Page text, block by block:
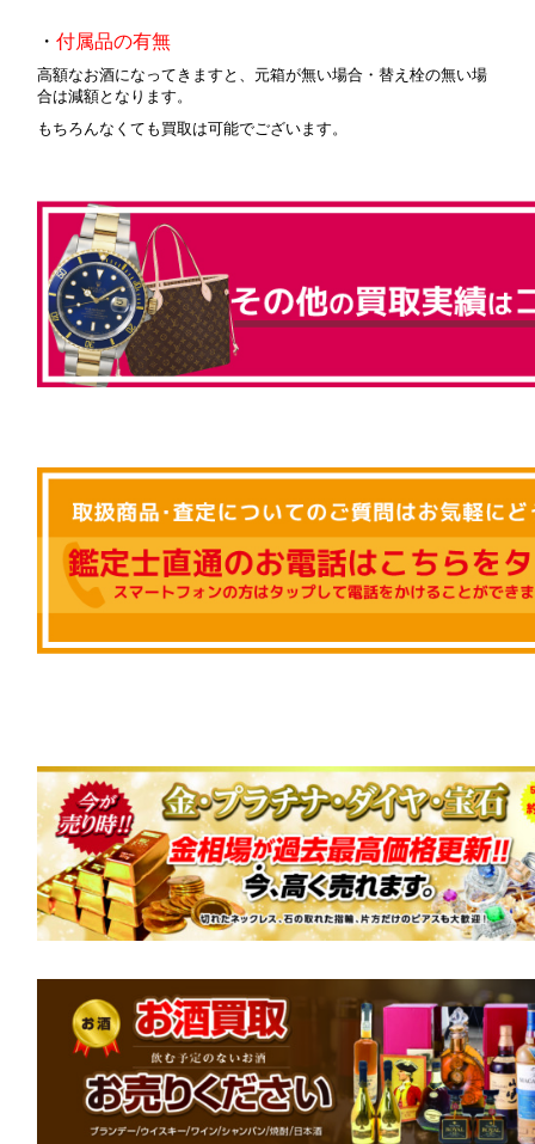
・付属品の有無
高額なお酒になってきますと、元箱が無い場合・替え栓の無い場
合は減額となります。
もちろんなくても買取は可能でございます。